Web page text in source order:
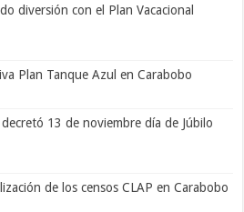
diversión con el Plan Vacacional
Plan Tanque Azul en Carabobo
13 de noviembre día de Júbilo
de los censos CLAP en Carabobo